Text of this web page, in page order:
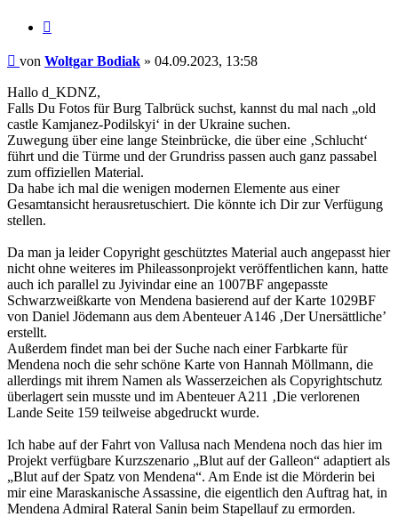
Beitrag
von Woltgar Bodiak » 04.09.2023, 13:58
Hallo d_KDNZ,
Falls Du Fotos für Burg Talbrück suchst, kannst du mal nach „old
castle Kamjanez-Podilskyi‘ in der Ukraine suchen.
Zuwegung über eine lange Steinbrücke, die über eine ‚Schlucht‘
führt und die Türme und der Grundriss passen auch ganz passabel
zum offiziellen Material.
Da habe ich mal die wenigen modernen Elemente aus einer
Gesamtansicht herausretuschiert. Die könnte ich Dir zur Verfügung
stellen.
Da man ja leider Copyright geschütztes Material auch angepasst hier
nicht ohne weiteres im Phileassonprojekt veröffentlichen kann, hatte
auch ich parallel zu Jyivindar eine an 1007BF angepasste
Schwarzweißkarte von Mendena basierend auf der Karte 1029BF
von Daniel Jödemann aus dem Abenteuer A146 ‚Der Unersättliche’
erstellt.
Außerdem findet man bei der Suche nach einer Farbkarte für
Mendena noch die sehr schöne Karte von Hannah Möllmann, die
allerdings mit ihrem Namen als Wasserzeichen als Copyrightschutz
überlagert sein musste und im Abenteuer A211 ‚Die verlorenen
Lande Seite 159 teilweise abgedruckt wurde.
Ich habe auf der Fahrt von Vallusa nach Mendena noch das hier im
Projekt verfügbare Kurzszenario „Blut auf der Galleon“ adaptiert als
„Blut auf der Spatz von Mendena“. Am Ende ist die Mörderin bei
mir eine Maraskanische Assassine, die eigentlich den Auftrag hat, in
Mendena Admiral Rateral Sanin beim Stapellauf zu ermorden.